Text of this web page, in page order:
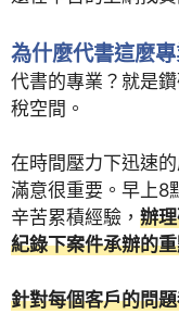
為什麼代書這麼
代書的專業？就是
稅空間。
在時間壓力下迅速
滿意很重要。早上8
辛苦累積經驗， 辦
紀錄下案件承辦的
針對每個客戶的問